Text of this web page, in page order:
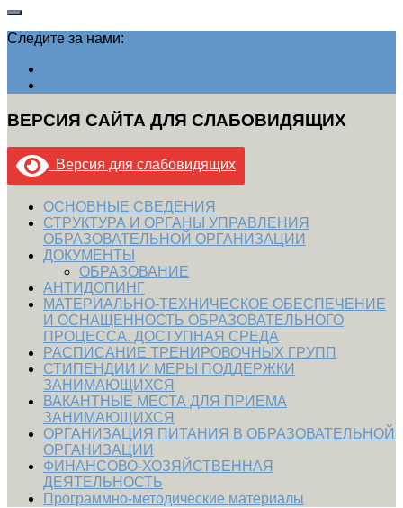
Следите за нами:
ВЕРСИЯ САЙТА ДЛЯ СЛАБОВИДЯЩИХ
Версия для слабовидящих
ОСНОВНЫЕ СВЕДЕНИЯ
СТРУКТУРА И ОРГАНЫ УПРАВЛЕНИЯ
ОБРАЗОВАТЕЛЬНОЙ ОРГАНИЗАЦИИ
ДОКУМЕНТЫ
ОБРАЗОВАНИЕ
АНТИДОПИНГ
МАТЕРИАЛЬНО-ТЕХНИЧЕСКОЕ ОБЕСПЕЧЕНИЕ
И ОСНАЩЕННОСТЬ ОБРАЗОВАТЕЛЬНОГО
ПРОЦЕССА. ДОСТУПНАЯ СРЕДА
РАСПИСАНИЕ ТРЕНИРОВОЧНЫХ ГРУПП
СТИПЕНДИИ И МЕРЫ ПОДДЕРЖКИ
ЗАНИМАЮЩИХСЯ
ВАКАНТНЫЕ МЕСТА ДЛЯ ПРИЕМА
ЗАНИМАЮЩИХСЯ
ОРГАНИЗАЦИЯ ПИТАНИЯ В ОБРАЗОВАТЕЛЬНОЙ
ОРГАНИЗАЦИИ
ФИНАНСОВО-ХОЗЯЙСТВЕННАЯ
ДЕЯТЕЛЬНОСТЬ
Программно-методические материалы